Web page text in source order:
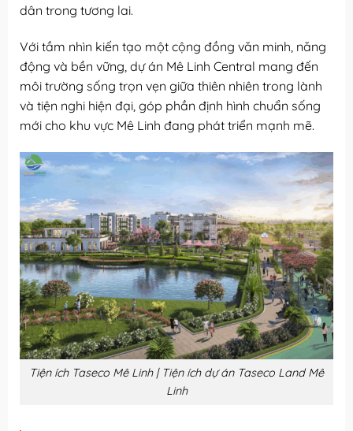
dân trong tương lai.
Với tầm nhìn kiến tạo một cộng đồng văn minh, năng
động và bền vững, dự án Mê Linh Central mang đến
môi trường sống trọn vẹn giữa thiên nhiên trong lành
và tiện nghi hiện đại, góp phần định hình chuẩn sống
mới cho khu vực Mê Linh đang phát triển mạnh mẽ.
Tiện ích Taseco Mê Linh | Tiện ích dự án Taseco Land Mê
Linh